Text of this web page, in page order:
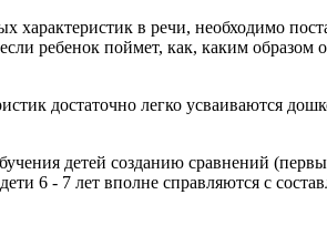
в речи, необходимо
ребенок поймет, как, каким
достаточно легко усваиваются
детей созданию сравнений
6 - 7 лет вполне справляются с